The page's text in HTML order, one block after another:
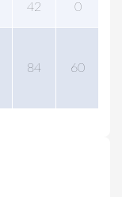
42 0
84 60